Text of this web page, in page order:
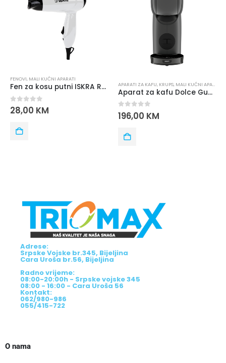
Fen za kosu putni ISKRA RH-1818-1 1200W – bijela boja APARATI ZA KAFU KRUPS MALI KUĆNI APARATI
Aparat za kafu Dolce Gusto Genio S KP243B10
MALI KUĆNI APARATI
0 out of 5
Adrese:
Srpske Vojske br.345, Bijeljina
Cara Uroša br.56, Bijeljina
Radno vrijeme:
08:00-20:00h - Srpske vojske 345
08:00 - 16:00 - Cara Uroša 56
Kontakt:
062/980-986
055/415-722
O nama